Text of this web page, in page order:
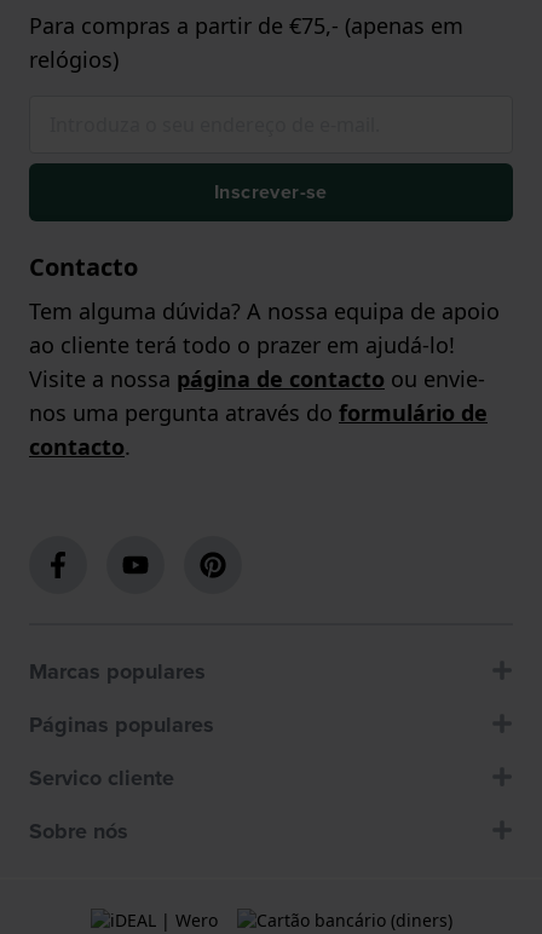
Para compras a partir de €75,- (apenas em
relógios)
Inscrever-se
Contacto
Tem alguma dúvida? A nossa equipa de apoio
ao cliente terá todo o prazer em ajudá-lo!
Visite a nossa página de contacto ou envie-
nos uma pergunta através do formulário de
contacto.
Marcas populares
Páginas populares
Servico cliente
Sobre nós